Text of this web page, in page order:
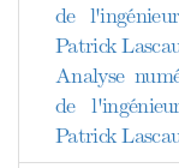
de
Patrick
Analyse
de
Patrick